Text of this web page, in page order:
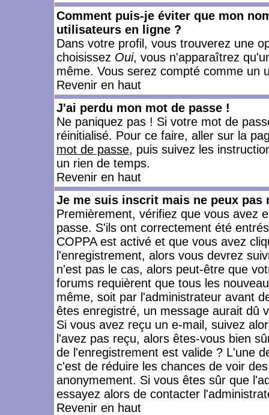
Comment puis-je éviter que mon
utilisateurs en ligne ?
Dans votre profil, vous trouverez une
choisissez Oui, vous n'apparaîtrez
même. Vous serez compté comme un
Revenir en haut
J'ai perdu mon mot de passe !
Ne paniquez pas ! Si votre mot de
réinitialisé. Pour ce faire, aller sur la
mot de passe, puis suivez les
un rien de temps.
Revenir en haut
Je me suis inscrit mais ne peux pas
Premièrement, vérifiez que vous avez
passe. S'ils ont correctement été
COPPA est activé et que vous avez
l'enregistrement, alors vous devrez
n'est pas le cas, alors peut-être que
forums requièrent que tous les
même, soit par l'administrateur avant
êtes enregistré, un message aurait dû
Si vous avez reçu un e-mail, suivez
l'avez pas reçu, alors êtes-vous bien
de l'enregistrement est valide ? L'une
c'est de réduire les chances de voir
anonymement. Si vous êtes sûr que
essayez alors de contacter
Revenir en haut